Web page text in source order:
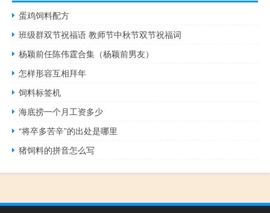
蛋鸡饲料配方
班级群双节祝福语 教师节中秋节双节祝福词
杨颖前任陈伟霆合集（杨颖前男友）
怎样形容互相拜年
饲料标签机
海底捞一个月工资多少
“将卒多苦辛”的出处是哪里
猪饲料的拼音怎么写